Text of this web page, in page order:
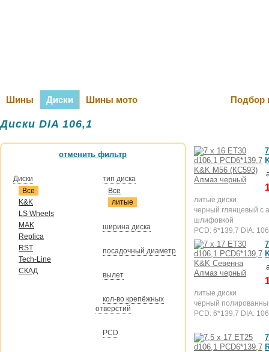
Шины Диски Шины мото Подбор
Диски DIA 106,1
отменить фильтр
Диски
Все
K&K
LS Wheels
MAK
Replica
RST
Tech-Line
СКАД
тип диска
Все
литые
ширина диска
посадочный диаметр
вылет
кол-во крепёжных
отверстий
PCD
литые диски
черный глянцевый с
шлифовкой
PCD: 6*139,7 DIA:
литые диски
черный
PCD: 6*139,7 DIA: